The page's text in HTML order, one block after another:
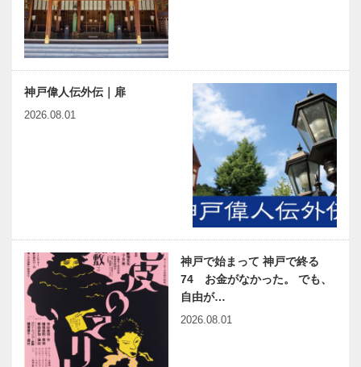
神戸偉人伝外伝｜扉
2026.08.01
神戸で始まって 神戸で終る
74 お金がなかった。 でも、
自由が…
2026.08.01